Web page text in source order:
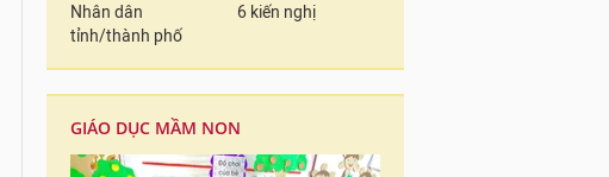
Nhân dân
tỉnh/thành phố
6 kiến nghị
GIÁO DỤC MẦM NON